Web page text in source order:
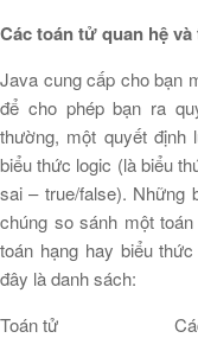
Các toán tử quan hệ
Java cung cấp cho bạn
để cho phép bạn ra
thường, một quyết định
biểu thức logic (là biểu
sai – true/false). Những
chúng so sánh một
toán hạng hay biểu
đây là danh sách:
Toán tử